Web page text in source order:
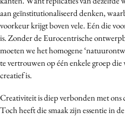
aan geïnstitutionaliseerd denken,
voorkeur krijgt boven vele. Eén die
is. Zonder de Eurocentrische
moeten we het homogene
te vertrouwen op één enkele groep die
creatief is.
Creativiteit is diep verbonden met ons
Toch heeft die smaak zijn essentie in